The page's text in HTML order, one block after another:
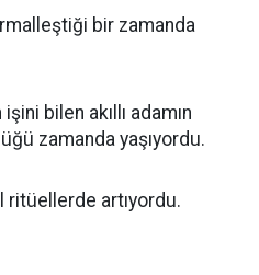
bir zamanda
bilen akıllı adamın
zamanda yaşıyordu.
artıyordu.